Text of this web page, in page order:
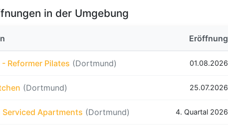
in der Umgebung
Eröffnung
Reformer Pilates (Dortmund) 01.08.2026
(Dortmund) 25.07.2026
Apartments (Dortmund) 4. Quartal 2026